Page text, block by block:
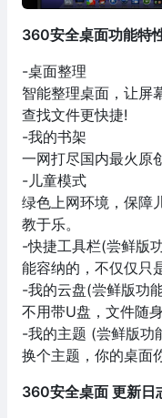
360安全桌面功能特
-桌面整理
智能整理桌面，让屏
查找文件更快捷!
-我的书架
一网打尽国内最火原
-儿童模式
绿色上网环境，保障
教于乐。
-快捷工具栏(尝鲜版
能容纳的，不仅仅只
-我的云盘(尝鲜版功
不用带U盘，文件随
-我的主题 (尝鲜版功
换个主题，你的桌面
360安全桌面 更新日